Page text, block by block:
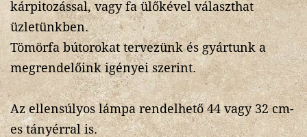
kárpitozással, vagy fa ülőkével választhat
üzletünkben.
Tömörfa bútorokat tervezünk és gyártunk a
megrendelőink igényei szerint.
Az ellensúlyos lámpa rendelhető 44 vagy 32 cm-
es tányérral is.